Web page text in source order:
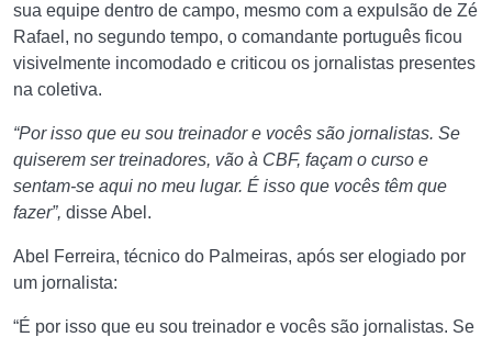
sua equipe dentro de campo, mesmo com a expulsão de Zé
Rafael, no segundo tempo, o comandante português ficou
visivelmente incomodado e criticou os jornalistas presentes
na coletiva.
“Por isso que eu sou treinador e vocês são jornalistas. Se
quiserem ser treinadores, vão à CBF, façam o curso e
sentam-se aqui no meu lugar. É isso que vocês têm que
fazer”, disse Abel.
Abel Ferreira, técnico do Palmeiras, após ser elogiado por
um jornalista:
“É por isso que eu sou treinador e vocês são jornalistas. Se